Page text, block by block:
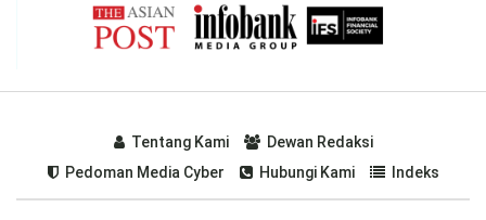
Tentang Kami
Dewan Redaksi
Pedoman Media Cyber
Hubungi Kami Indeks